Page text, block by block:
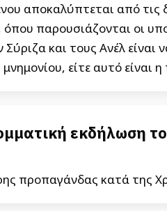
αποκαλύπτεται από τις
παρουσιάζονται οι
και τους Ανέλ είναι
είτε αυτό είναι
εκδήλωση
προπαγάνδας κατά της